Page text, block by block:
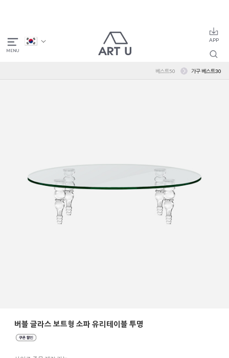
베스트50 가구 베스트30
버블 글라스 보트형 소파 유리테이블 투명